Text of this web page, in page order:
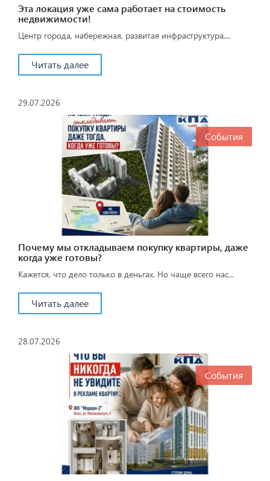
Эта локация уже сама работает на стоимость
недвижимости!
Центр города, набережная, развитая инфраструктура,...
Читать далее
29.07.2026
События
Почему мы откладываем покупку квартиры, даже
когда уже готовы?
Кажется, что дело только в деньгах. Но чаще всего нас...
Читать далее
28.07.2026
События